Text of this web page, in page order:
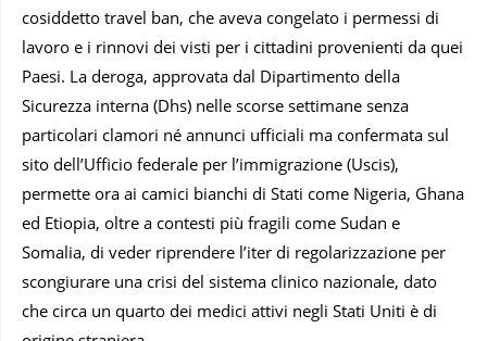
cosiddetto travel ban, che aveva congelato i permessi di
lavoro e i rinnovi dei visti per i cittadini provenienti da quei
Paesi. La deroga, approvata dal Dipartimento della
Sicurezza interna (Dhs) nelle scorse settimane senza
particolari clamori né annunci ufficiali ma confermata sul
sito dell’Ufficio federale per l’immigrazione (Uscis),
permette ora ai camici bianchi di Stati come Nigeria, Ghana
ed Etiopia, oltre a contesti più fragili come Sudan e
Somalia, di veder riprendere l’iter di regolarizzazione per
scongiurare una crisi del sistema clinico nazionale, dato
che circa un quarto dei medici attivi negli Stati Uniti è di